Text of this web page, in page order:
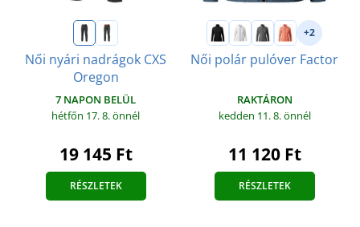
Női nyári nadrágok CXS
Oregon
7 NAPON BELÜL
hétfőn 17. 8.önnél
19 145 Ft
RÉSZLETEK
+2
Női polár pulóver Factor
RAKTÁRON
kedden 11. 8.önnél
11 120 Ft
RÉSZLETEK